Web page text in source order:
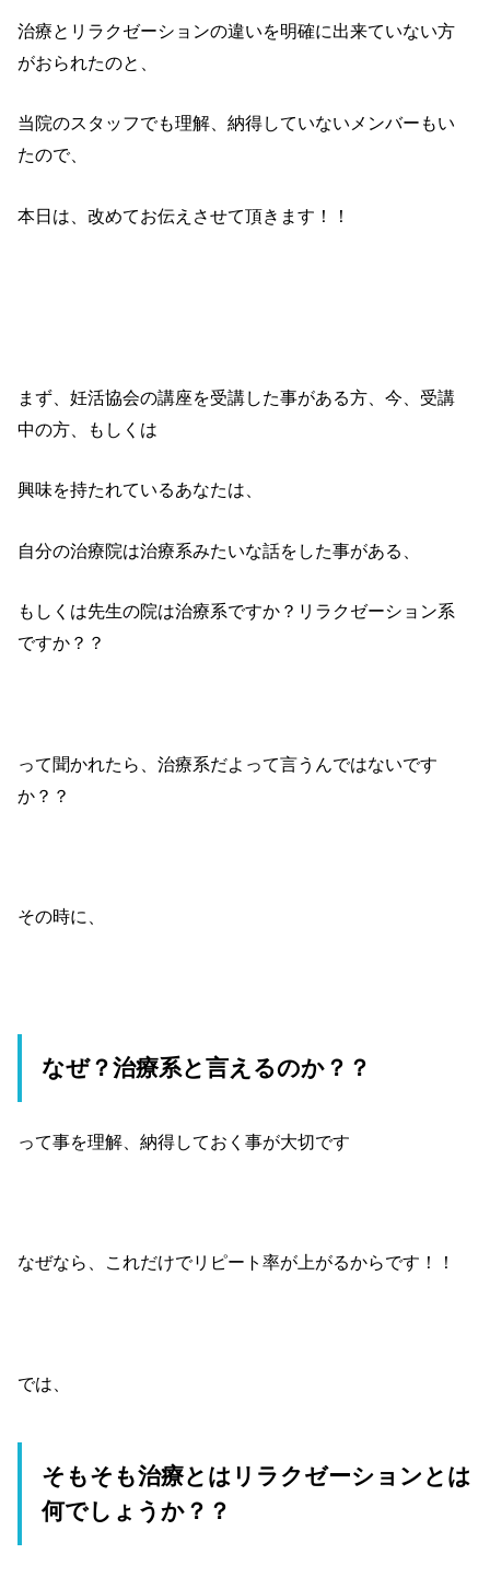
治療とリラクゼーションの違いを明確に出来ていない方
がおられたのと、
当院のスタッフでも理解、納得していないメンバーもい
たので、
本日は、改めてお伝えさせて頂きます！！
まず、妊活協会の講座を受講した事がある方、今、受講
中の方、もしくは
興味を持たれているあなたは、
自分の治療院は治療系みたいな話をした事がある、
もしくは先生の院は治療系ですか？リラクゼーション系
ですか？？
って聞かれたら、治療系だよって言うんではないです
か？？
その時に、
なぜ？治療系と言えるのか？？
って事を理解、納得しておく事が大切です
なぜなら、これだけでリピート率が上がるからです！！
では、
そもそも治療とはリラクゼーションとは
何でしょうか？？